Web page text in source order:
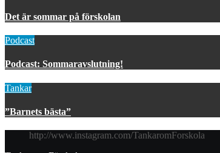
Det är sommar på förskolan
Podcast
Podcast: Sommaravslutning!
Tankar
”Barnets bästa”
http://www.instagram.com/TankaromForskola